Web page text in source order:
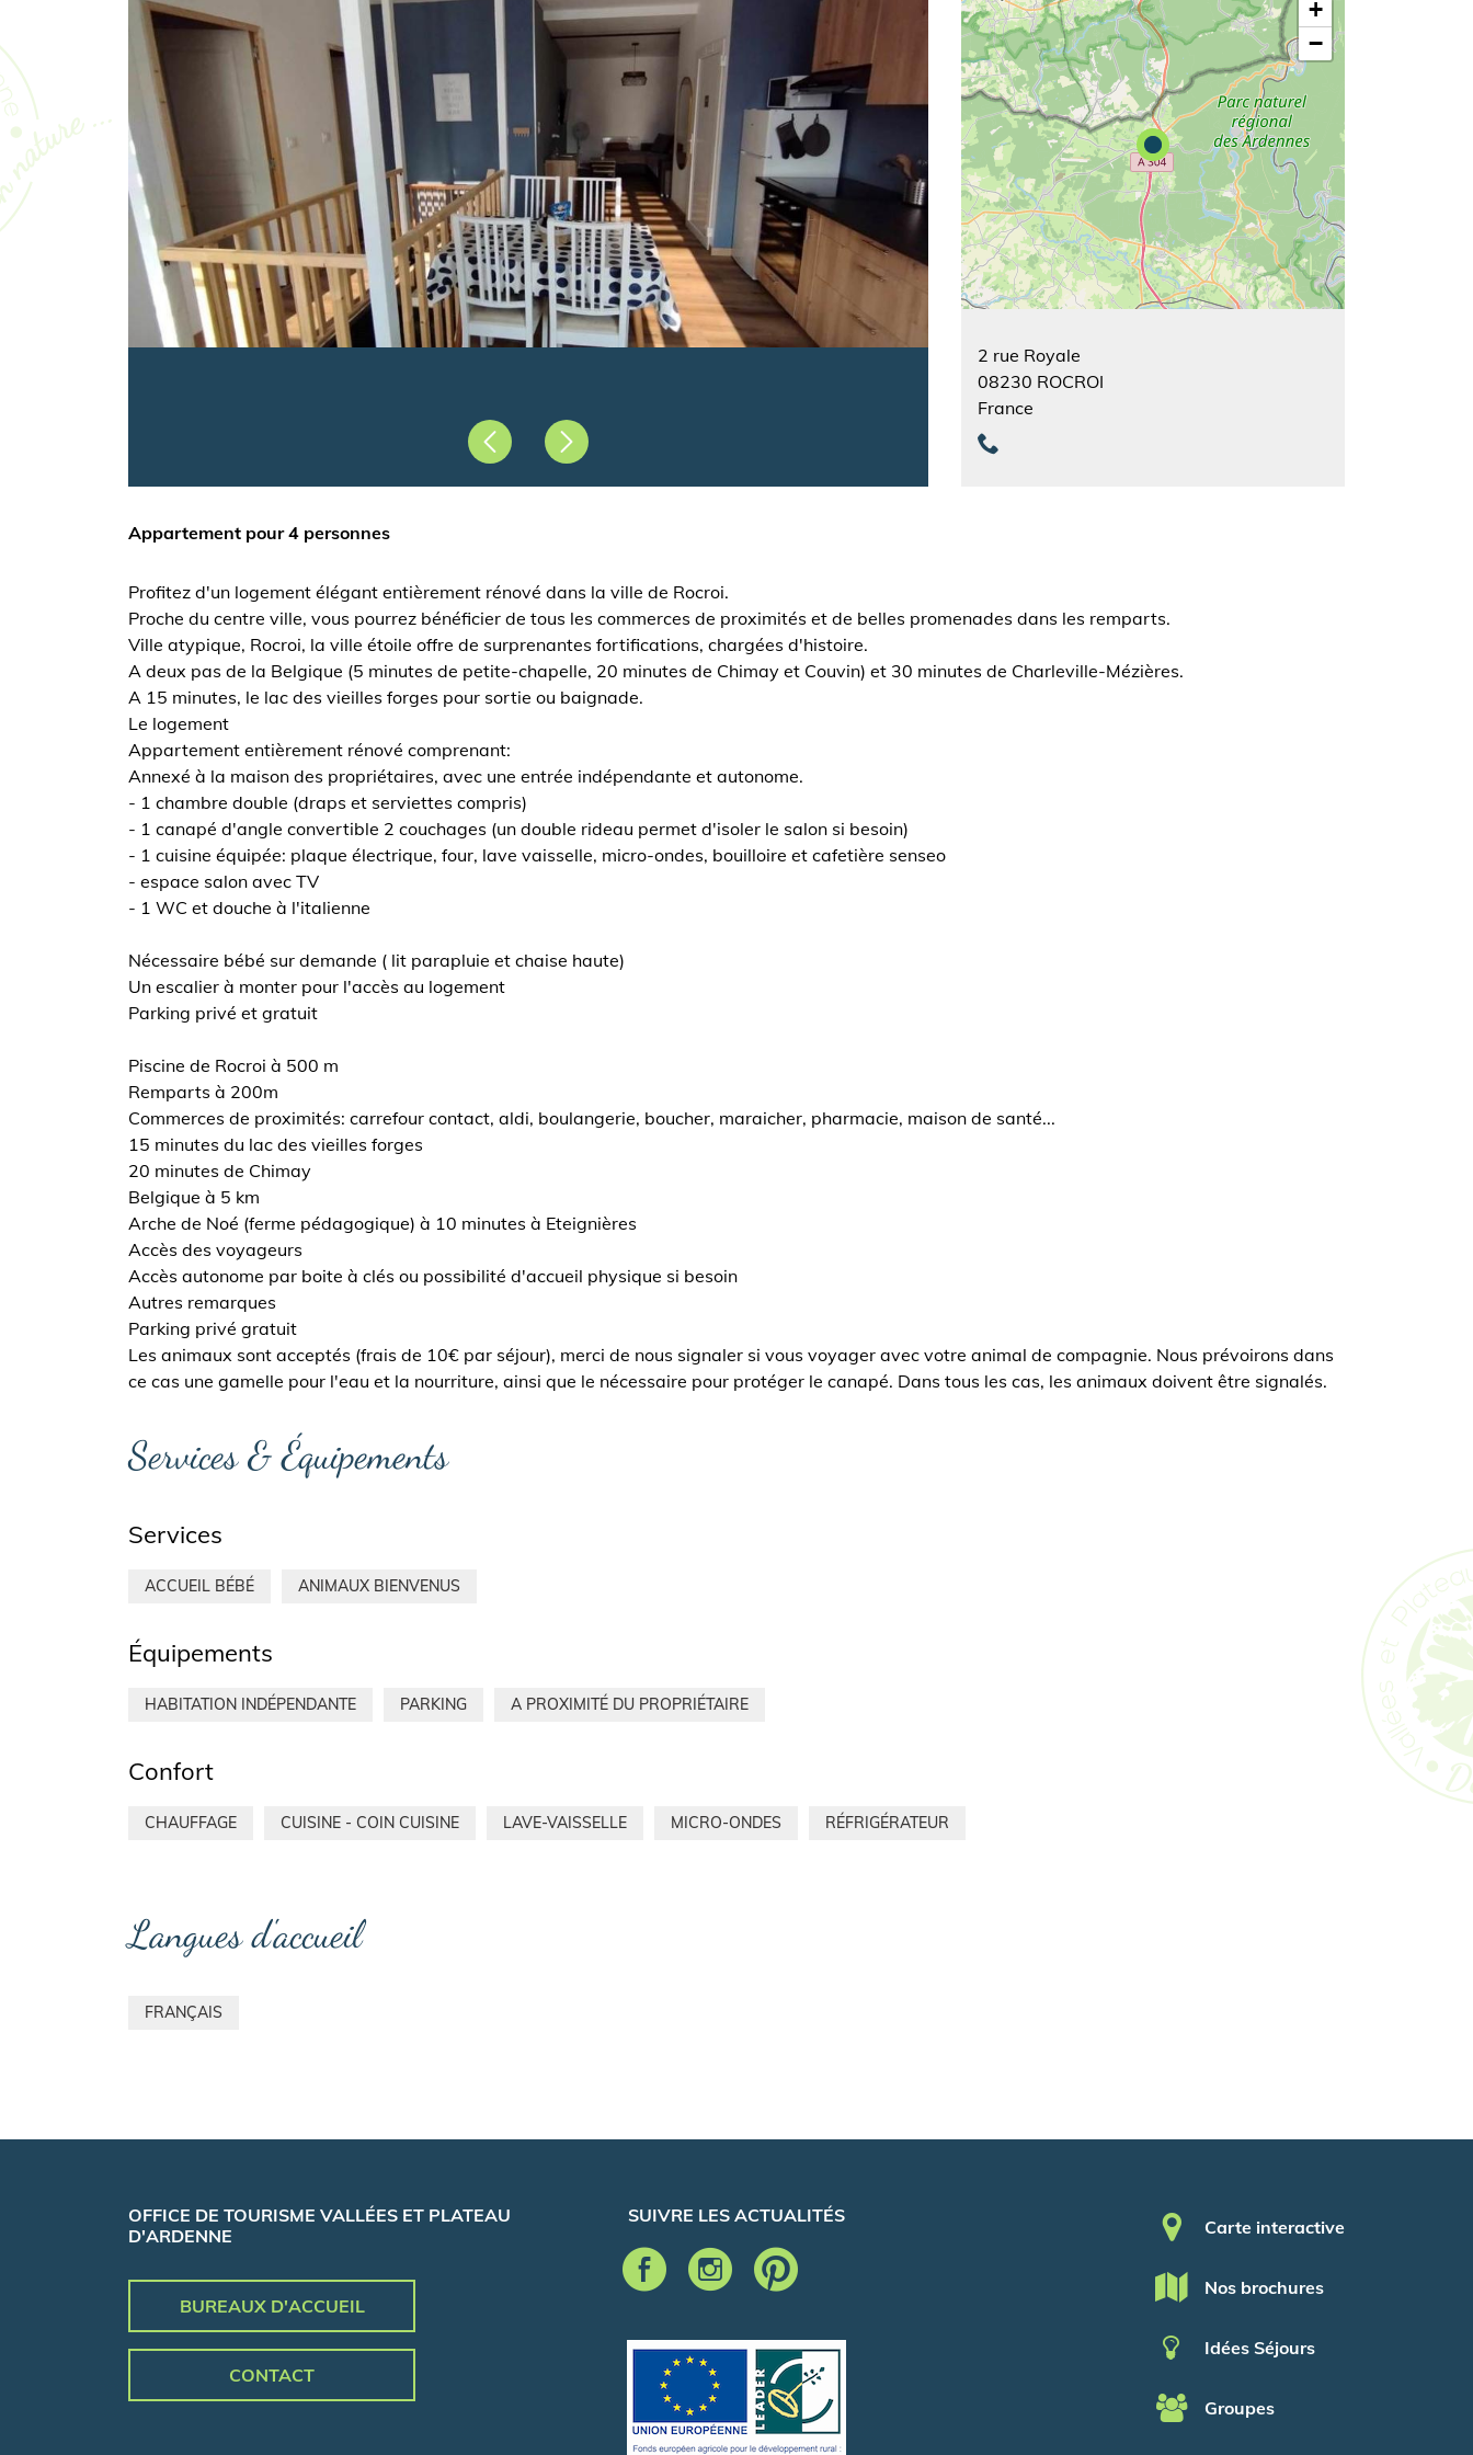
PrécédentSuivant
+
−
2 rue Royale
08230 ROCROI
France
Appartement pour 4 personnes
Profitez d'un logement élégant entièrement rénové dans la ville de Rocroi.
Proche du centre ville, vous pourrez bénéficier de tous les commerces de proximités et de belles promenades dans les remparts.
Ville atypique, Rocroi, la ville étoile offre de surprenantes fortifications, chargées d'histoire.
A deux pas de la Belgique (5 minutes de petite-chapelle, 20 minutes de Chimay et Couvin) et 30 minutes de Charleville-Mézières.
A 15 minutes, le lac des vieilles forges pour sortie ou baignade.
Le logement
Appartement entièrement rénové comprenant:
Annexé à la maison des propriétaires, avec une entrée indépendante et autonome.
- 1 chambre double (draps et serviettes compris)
- 1 canapé d'angle convertible 2 couchages (un double rideau permet d'isoler le salon si besoin)
- 1 cuisine équipée: plaque électrique, four, lave vaisselle, micro-ondes, bouilloire et cafetière senseo
- espace salon avec TV
- 1 WC et douche à l'italienne
Nécessaire bébé sur demande ( lit parapluie et chaise haute)
Un escalier à monter pour l'accès au logement
Parking privé et gratuit
Piscine de Rocroi à 500 m
Remparts à 200m
Commerces de proximités: carrefour contact, aldi, boulangerie, boucher, maraicher, pharmacie, maison de santé...
15 minutes du lac des vieilles forges
20 minutes de Chimay
Belgique à 5 km
Arche de Noé (ferme pédagogique) à 10 minutes à Eteignières
Accès des voyageurs
Accès autonome par boite à clés ou possibilité d'accueil physique si besoin
Autres remarques
Parking privé gratuit
Les animaux sont acceptés (frais de 10€ par séjour), merci de nous signaler si vous voyager avec votre animal de compagnie. Nous prévoirons dans
ce cas une gamelle pour l'eau et la nourriture, ainsi que le nécessaire pour protéger le canapé. Dans tous les cas, les animaux doivent être signalés.
Services & Équipements
Services
ACCUEIL BÉBÉ ANIMAUX BIENVENUS
Équipements
HABITATION INDÉPENDANTE PARKING A PROXIMITÉ DU PROPRIÉTAIRE
Confort
CHAUFFAGE CUISINE - COIN CUISINE LAVE-VAISSELLE MICRO-ONDES RÉFRIGÉRATEUR
Langues d'accueil
FRANÇAIS
OFFICE DE TOURISME VALLÉES ET PLATEAU
D'ARDENNE
BUREAUX D'ACCUEIL
CONTACT
SUIVRE LES ACTUALITÉS Pied de page
Carte interactive
Nos brochures
Idées Séjours
Groupes